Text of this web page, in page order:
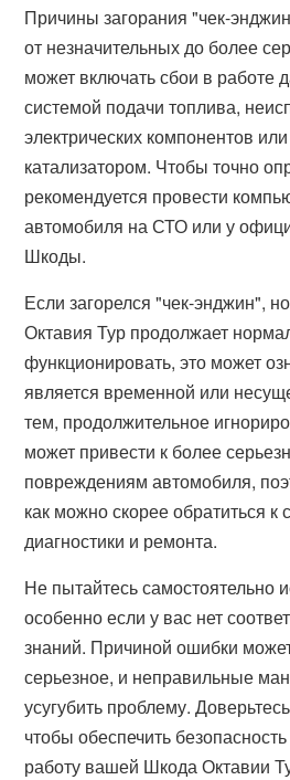
Причины загорания "чек-
от незначительных до более
может включать сбои в работе
системой подачи топлива,
электрических компонентов
катализатором. Чтобы точно
рекомендуется провести
автомобиля на СТО или у
Шкоды.
Если загорелся "чек-энджин",
Октавия Тур продолжает
функционировать, это может
является временной или
тем, продолжительное
может привести к более
повреждениям автомобиля,
как можно скорее обратиться к
диагностики и ремонта.
Не пытайтесь самостоятельно
особенно если у вас нет
знаний. Причиной ошибки
серьезное, и неправильные
усугубить проблему.
чтобы обеспечить
работу вашей Шкода Октавии